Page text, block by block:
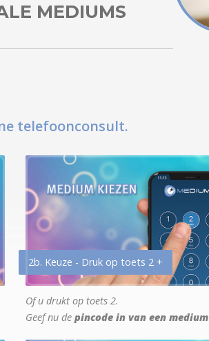
MEDIUMS
telefoonconsult.
2b. Keuze - Druk op toets 2 +
Of u drukt op toets 2.
Geef nu de pincode in van een medium